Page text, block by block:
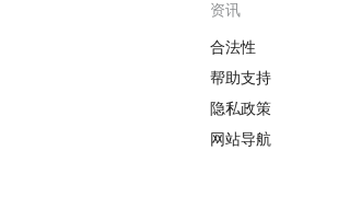
Footer
资讯
合法性
帮助支持
隐私政策
网站导航